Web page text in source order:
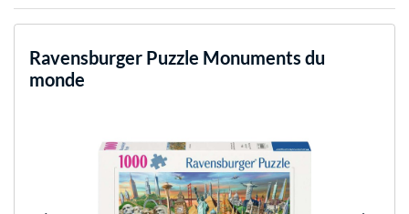
Ravensburger Puzzle Monuments du
monde